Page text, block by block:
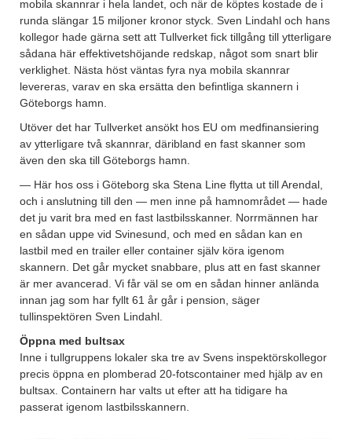
mobila skannrar i hela landet, och när de köptes kostade de i
runda slängar 15 miljoner kronor styck. Sven Lindahl och hans
kollegor hade gärna sett att Tullverket fick tillgång till ytterligare
sådana här effektivetshöjande redskap, något som snart blir
verklighet. Nästa höst väntas fyra nya mobila skannrar
levereras, varav en ska ersätta den befintliga skannern i
Göteborgs hamn.
Utöver det har Tullverket ansökt hos EU om medfinansiering
av ytterligare två skannrar, däribland en fast skanner som
även den ska till Göteborgs hamn.
— Här hos oss i Göteborg ska Stena Line flytta ut till Arendal,
och i anslutning till den — men inne på hamnområdet — hade
det ju varit bra med en fast lastbilsskanner. Norrmännen har
en sådan uppe vid Svinesund, och med en sådan kan en
lastbil med en trailer eller container själv köra igenom
skannern. Det går mycket snabbare, plus att en fast skanner
är mer avancerad. Vi får väl se om en sådan hinner anlända
innan jag som har fyllt 61 år går i pension, säger
tullinspektören Sven Lindahl.
Öppna med bultsax
Inne i tullgruppens lokaler ska tre av Svens inspektörskollegor
precis öppna en plomberad 20-fotscontainer med hjälp av en
bultsax. Containern har valts ut efter att ha tidigare ha
passerat igenom lastbilsskannern.